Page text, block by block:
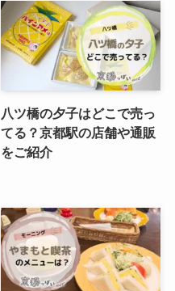
八ツ橋の夕子はどこで売っ
てる？京都駅の店舗や通販
をご紹介